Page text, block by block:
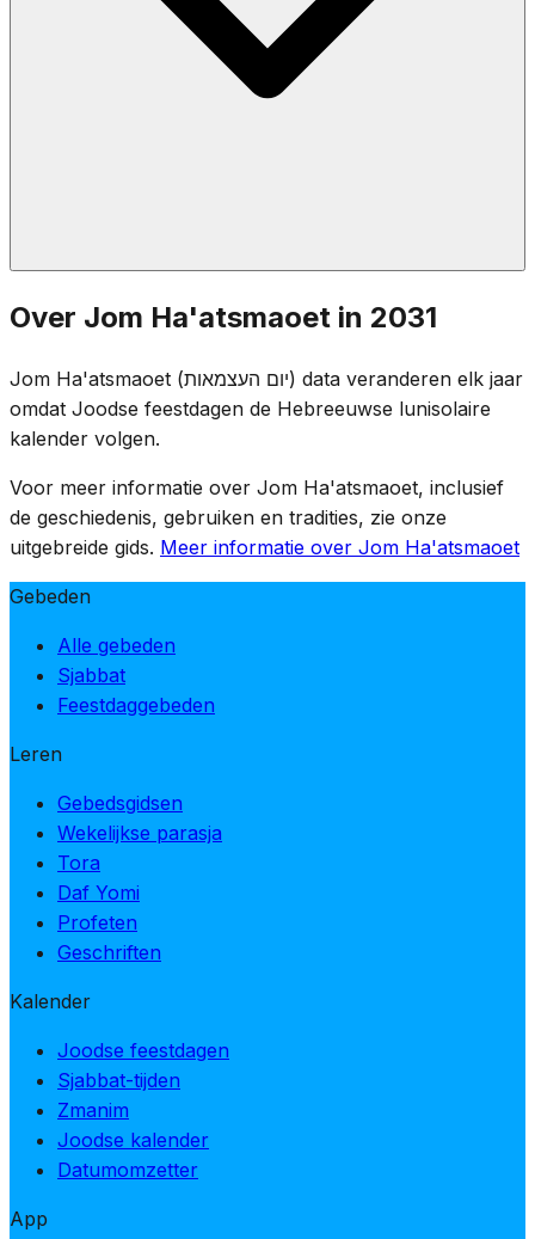
Bij zonsondergang op Jom HaZikaron markeert een
ceremonie op de Herzlberg de overgang.
Herdenkingsfakkels worden gedoofd en de viering
begint — van rouw naar vreugde in één avond, wat de
prijs benadrukt die voor de onafhankelijkheid is betaald.
Over Jom Ha'atsmaoet in 2031
Jom Ha'atsmaoet (יום העצמאות) data veranderen elk jaar
omdat Joodse feestdagen de Hebreeuwse lunisolaire
kalender volgen.
Voor meer informatie over Jom Ha'atsmaoet, inclusief
de geschiedenis, gebruiken en tradities, zie onze
uitgebreide gids. Meer informatie over Jom Ha'atsmaoet
Gebeden
Alle gebeden
Sjabbat
Feestdaggebeden
Leren
Gebedsgidsen
Wekelijkse parasja
Tora
Daf Yomi
Profeten
Geschriften
Kalender
Joodse feestdagen
Sjabbat-tijden
Zmanim
Joodse kalender
Datumomzetter
App